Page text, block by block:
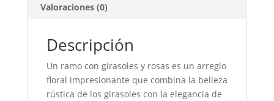
Valoraciones (0)
Descripción
Un ramo con girasoles y rosas es un arreglo
floral impresionante que combina la belleza
rústica de los girasoles con la elegancia de